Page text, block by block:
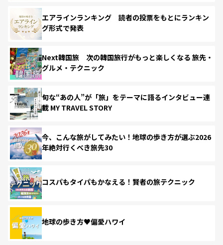
エアラインランキング 読者の投票をもとにランキン
グ形式で発表
Next韓国旅 次の韓国旅行がもっと楽しくなる 旅先・
グルメ・テクニック
旬な“あの人”が「旅」をテーマに語るインタビュー連
載 MY TRAVEL STORY
今、こんな旅がしてみたい！地球の歩き方が選ぶ2026
年絶対行くべき旅先30
コスパもタイパもかなえる！賢者の旅テクニック
地球の歩き方♥偏愛ハワイ